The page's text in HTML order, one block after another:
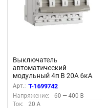
Выключатель
автоматический
модульный 4п B 20А 6кА
ВА 47-63N PROxima EKF
M636420B
Арт.: T-1699742
Напряжение:
60 — 400 В
Ток:
20 А